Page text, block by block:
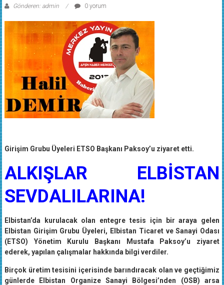
Gönderen: admin 0 yorum
Girişim Grubu Üyeleri ETSO Başkanı Paksoy’u ziyaret etti.
ALKIŞLAR ELBİSTAN
SEVDALILARINA!
Elbistan’da kurulacak olan entegre tesis için bir araya gelen
Elbistan Girişim Grubu Üyeleri, Elbistan Ticaret ve Sanayi Odası
(ETSO) Yönetim Kurulu Başkanı Mustafa Paksoy’u ziyaret
ederek, yapılan çalışmalar hakkında bilgi verdiler.
Birçok üretim tesisini içerisinde barındıracak olan ve geçtiğimiz
günlerde Elbistan Organize Sanayi Bölgesi’nden (OSB) arsa